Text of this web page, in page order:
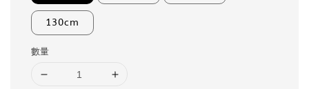
130cm
數量